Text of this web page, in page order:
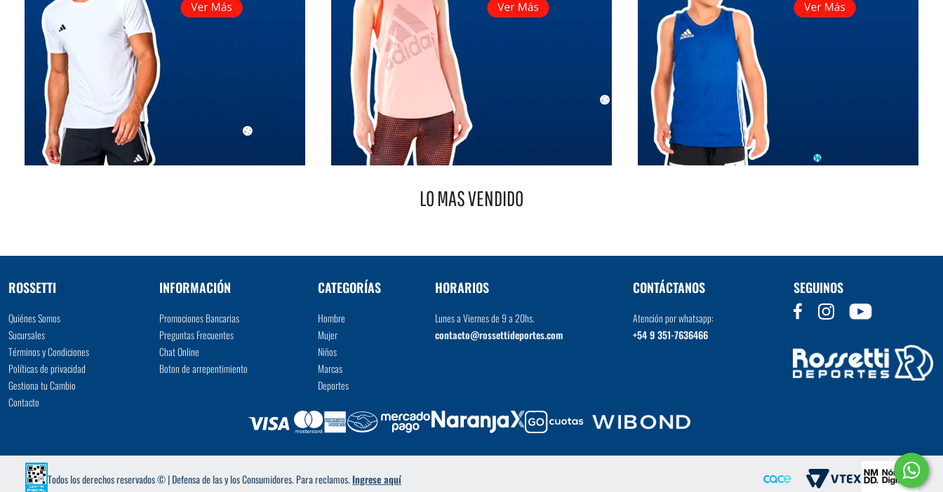
VER MÁS
LO MAS VENDIDO
ROSSETTI
Quiénes Somos
Sucursales
Términos y Condiciones
Políticas de privacidad
Gestiona tu Cambio
Contacto
INFORMACIÓN
Promociones Bancarias
Preguntas Frecuentes
Chat Online
Boton de arrepentimiento
CATEGORÍAS
Hombre
Mujer
Niños
Marcas
Deportes
HORARIOS
Lunes a Viernes de 9 a 20hs.
contacto@rossettideportes.com
CONTÁCTANOS
Atención por whatsapp:
+54 9 351-7636466
SEGUINOS
Todos los derechos reservados © | Defensa de las y los Consumidores. Para reclamos.Ingrese aquí